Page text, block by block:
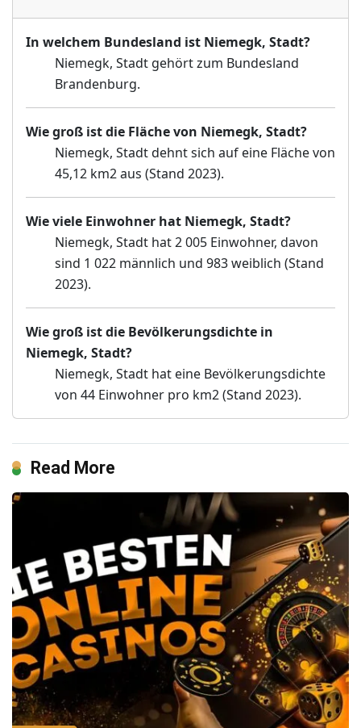
In welchem Bundesland ist Niemegk, Stadt?
Niemegk, Stadt gehört zum Bundesland
Brandenburg.
Wie groß ist die Fläche von Niemegk, Stadt?
Niemegk, Stadt dehnt sich auf eine Fläche von
45,12 km2 aus (Stand 2023).
Wie viele Einwohner hat Niemegk, Stadt?
Niemegk, Stadt hat 2 005 Einwohner, davon
sind 1 022 männlich und 983 weiblich (Stand
2023).
Wie groß ist die Bevölkerungsdichte in
Niemegk, Stadt?
Niemegk, Stadt hat eine Bevölkerungsdichte
von 44 Einwohner pro km2 (Stand 2023).
Read More